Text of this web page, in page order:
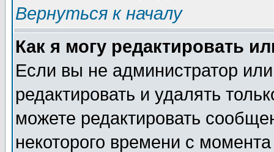
Вернуться к началу
Как я могу редактировать
Если вы не администратор
редактировать и удалять
можете редактировать
некоторого времени с